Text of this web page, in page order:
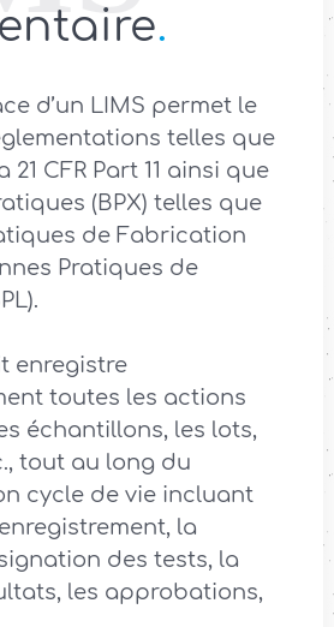
.
d’un LIMS permet le
telles que
21 CFR Part 11 ainsi que
(BPX) telles que
de Fabrication
Pratiques de
enregistre
toutes les actions
échantillons, les lots,
tout au long du
cycle de vie incluant
la
des tests, la
les approbations,